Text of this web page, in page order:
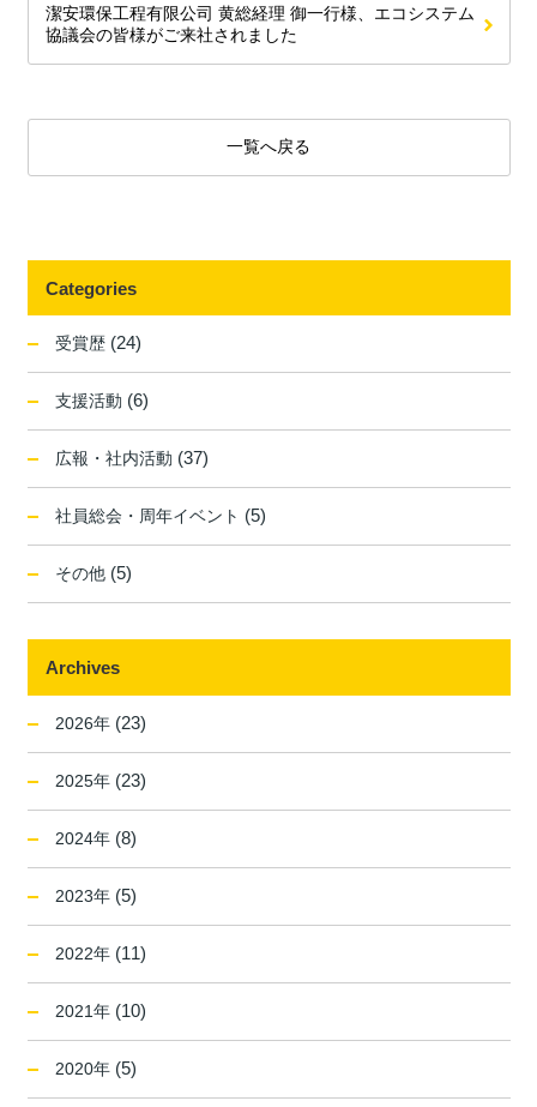
一覧へ戻る
潔安環保工程有限公司 黄総経理 御一行様、エコシステム
協議会の皆様がご来社されました
Categories
受賞歴 (24)
支援活動 (6)
広報・社内活動 (37)
社員総会・周年イベント (5)
その他 (5)
Archives
2026年 (23)
2025年 (23)
2024年 (8)
2023年 (5)
2022年 (11)
2021年 (10)
2020年 (5)